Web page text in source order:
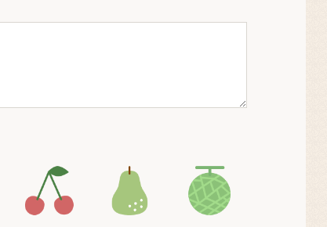
アイコン5 アイコン6 アイコン7